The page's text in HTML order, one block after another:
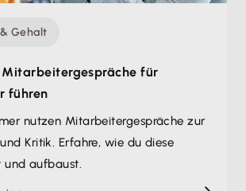
Gehalt
Mitarbeitergespräche für
führen
nutzen Mitarbeitergespräche zur
Kritik. Erfahre, wie du diese
aufbaust.